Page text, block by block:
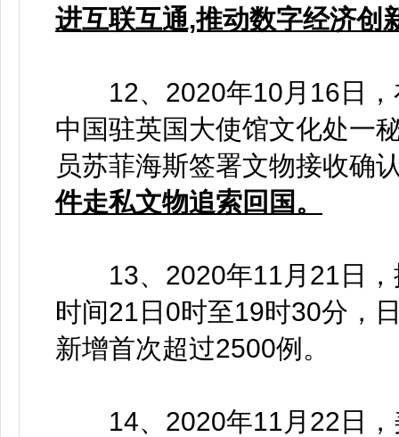
进互联互通,推动数字经济创
12、2020年10月16日，
中国驻英国大使馆文化处一
员苏菲海斯签署文物接收确
件走私文物追索回国。
13、2020年11月21日，
时间21日0时至19时30分，
新增首次超过2500例。
14、2020年11月22日，